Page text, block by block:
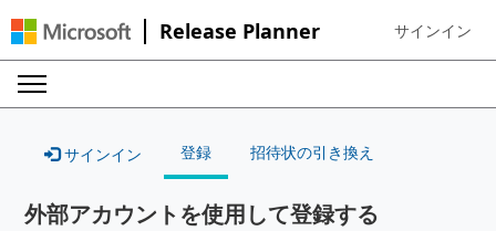
Release Planner Sign in to
サインイン
サインイン 登録 招待状の引き換え
外部アカウントを使用して登録する